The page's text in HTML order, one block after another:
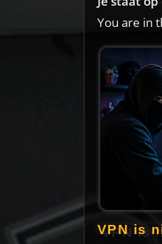
You are in
VPN is